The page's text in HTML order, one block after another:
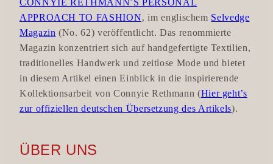
APPROACH TO FASHION‚ im englischem Selvedge
Magazin (No. 62) veröffentlicht. Das renommierte
Magazin konzentriert sich auf handgefertigte Textilien,
traditionelles Handwerk und zeitlose Mode und bietet
in diesem Artikel einen Einblick in die inspirierende
Kollektionsarbeit von Connyie Rethmann (Hier geht’s
zur offiziellen deutschen Übersetzung des Artikels).
ÜBER UNS